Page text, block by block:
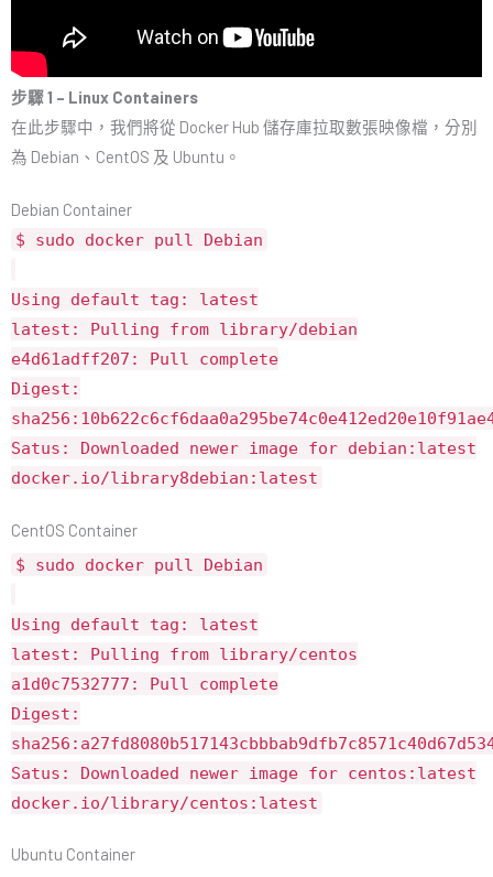
步驟 1 – Linux Containers
在此步驟中，我們將從 Docker Hub 儲存庫拉取數張映像檔，分別
為 Debian、CentOS 及 Ubuntu。
Debian Container
$ sudo docker pull Debian
Using default tag: latest
latest: Pulling from library/debian
e4d61adff207: Pull complete
Digest:
Satus: Downloaded newer image for debian:latest
docker.io/library8debian:latest
CentOS Container
$ sudo docker pull Debian
Using default tag: latest
latest: Pulling from library/centos
a1d0c7532777: Pull complete
Digest:
Satus: Downloaded newer image for centos:latest
docker.io/library/centos:latest
Ubuntu Container